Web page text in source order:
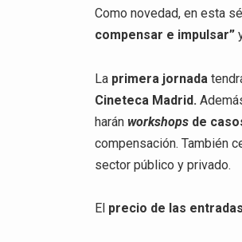
Como novedad, en esta
compensar e impulsar”
La primera jornada
Cineteca Madrid.
harán workshops de
compensación. También
sector público y privado.
El precio de las